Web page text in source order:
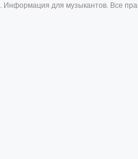
. Информация для музыкантов. Все